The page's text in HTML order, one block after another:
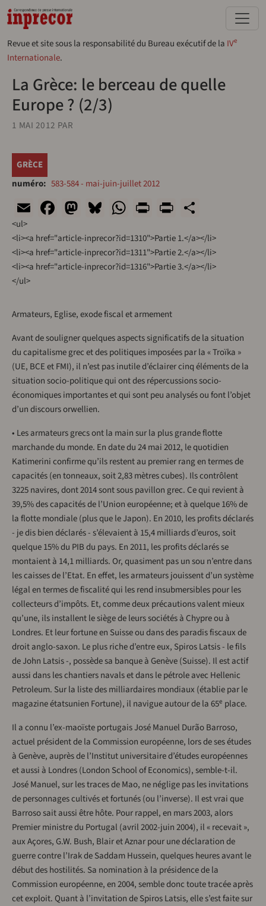
Aller au contenu principal
Revue et site sous la responsabilité du Bureau exécutif de la IVe
Internationale.
La Grèce: le berceau de quelle
Europe ? (2/3)
1 MAI 2012 PAR
GRÈCE
numéro
583-584 - mai-juin-juillet 2012
EmailFacebook
Mastodon
Bluesky
WhatsApp
Print
<ul>
<li><a href="article-inprecor?id=1310">Partie 1.</a></li>
<li><a href="article-inprecor?id=1311">Partie 2.</a></li>
<li><a href="article-inprecor?id=1316">Partie 3.</a></li>
</ul>
Armateurs, Eglise, exode fiscal et armement
Avant de souligner quelques aspects significatifs de la situation
du capitalisme grec et des politiques imposées par la « Troïka »
(UE, BCE et FMI), il n’est pas inutile d’éclairer cinq éléments de la
situation socio-politique qui ont des répercussions socio-
économiques importantes et qui sont peu analysés ou font l’objet
d’un discours orwellien.
• Les armateurs grecs ont la main sur la plus grande flotte
marchande du monde. En date du 24 mai 2012, le quotidien
Katimerini confirme qu’ils restent au premier rang en termes de
capacités (en tonneaux, soit 2,83 mètres cubes). Ils contrôlent
3225 navires, dont 2014 sont sous pavillon grec. Ce qui revient à
39,5% des capacités de l’Union européenne; et à quelque 16% de
la flotte mondiale (plus que le Japon). En 2010, les profits déclarés
- je dis bien déclarés - s’élevaient à 15,4 milliards d’euros, soit
quelque 15% du PIB du pays. En 2011, les profits déclarés se
montaient à 14,1 milliards. Or, quasiment pas un sou n’entre dans
les caisses de l’Etat. En effet, les armateurs jouissent d’un système
légal en termes de fiscalité qui les rend insubmersibles pour les
collecteurs d’impôts. Et, comme deux précautions valent mieux
qu’une, ils installent le siège de leurs sociétés à Chypre ou à
Londres. Et leur fortune en Suisse ou dans des paradis fiscaux de
droit anglo-saxon. Le plus riche d’entre eux, Spiros Latsis - le fils
de John Latsis -, possède sa banque à Genève (Suisse). Il est actif
aussi dans les chantiers navals et dans le pétrole avec Hellenic
Petroleum. Sur la liste des milliardaires mondiaux (établie par le
magazine étatsunien Fortune), il navigue autour de la 65e place.
Il a connu l’ex-maoïste portugais José Manuel Durão Barroso,
actuel président de la Commission européenne, lors de ses études
à Genève, auprès de l’Institut universitaire d’études européennes
et aussi à Londres (London School of Economics), semble-t-il.
José Manuel, sur les traces de Mao, ne néglige pas les invitations
de personnages cultivés et fortunés (ou l’inverse). Il est vrai que
Barroso sait aussi être hôte. Pour rappel, en mars 2003, alors
Premier ministre du Portugal (avril 2002-juin 2004), il « recevait »,
aux Açores, G.W. Bush, Blair et Aznar pour une déclaration de
guerre contre l’Irak de Saddam Hussein, quelques heures avant le
début des hostilités. Sa nomination à la présidence de la
Commission européenne, en 2004, semble donc toute tracée après
cet exploit. Quant à l’invitation de Spiros Latsis, elle s’est faite sur